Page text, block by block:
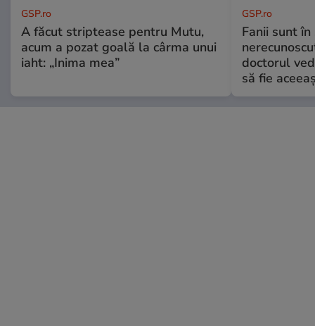
GSP.ro
A făcut striptease pentru Mutu,
acum a pozat goală la cârma unui
iaht: „Inima mea”
GSP.ro
Fanii sunt în
doctorul
să fie